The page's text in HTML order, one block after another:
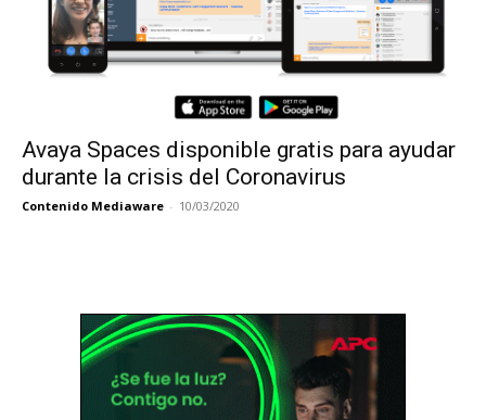
Avaya Spaces disponible gratis para ayudar
durante la crisis del Coronavirus
Contenido Mediaware - 10/03/2020